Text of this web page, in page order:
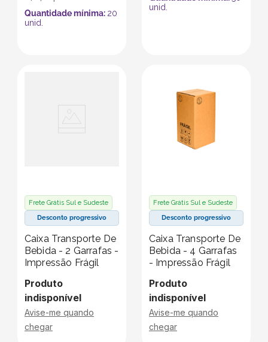
Quantidade mínima: 20
unid.
unid.
Frete Grátis Sul e Sudeste
Desconto progressivo
Caixa Transporte De
Bebida - 2 Garrafas -
Impressão Frágil
Produto
indisponível
Avise-me quando
chegar
Frete Grátis Sul e Sudeste
Desconto progressivo
Caixa Transporte De
Bebida - 4 Garrafas
- Impressão Frágil
Produto
indisponível
Avise-me quando
chegar